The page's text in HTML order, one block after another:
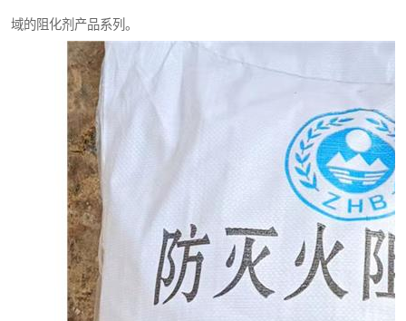
域的阻化剂产品系列。